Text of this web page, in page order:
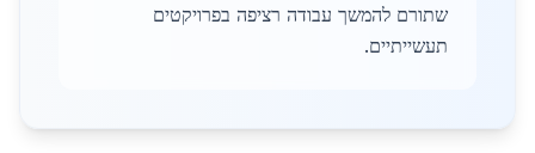
שתורם להמשך עבודה רציפה בפרויקטים
תעשייתיים.